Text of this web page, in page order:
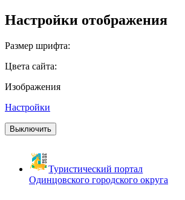
Настройки отображения
Размер шрифта:
Цвета сайта:
Изображения
Настройки
Выключить
Туристический портал
Одинцовского городского округа